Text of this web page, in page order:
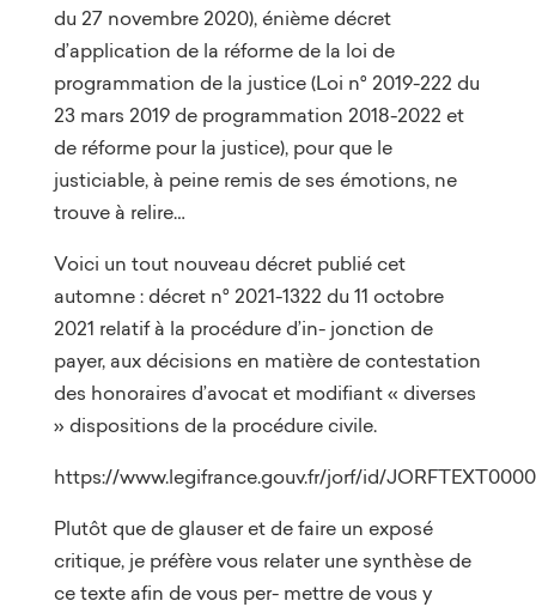
du 27 novembre 2020), énième décret
d’application de la réforme de la loi de
programmation de la justice (Loi n° 2019-222 du
23 mars 2019 de programmation 2018-2022 et
de réforme pour la justice), pour que le
justiciable, à peine remis de ses émotions, ne
trouve à relire…
Voici un tout nouveau décret publié cet
automne : décret n° 2021-1322 du 11 octobre
2021 relatif à la procédure d’in- jonction de
payer, aux décisions en matière de contestation
des honoraires d’avocat et modifiant « diverses
» dispositions de la procédure civile.
https://www.legifrance.gouv.fr/jorf/id/
Plutôt que de glauser et de faire un exposé
critique, je préfère vous relater une synthèse de
ce texte afin de vous per- mettre de vous y